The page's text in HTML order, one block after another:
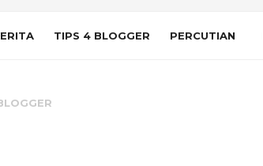
TIPS 4 BLOGGER PERCUTIAN